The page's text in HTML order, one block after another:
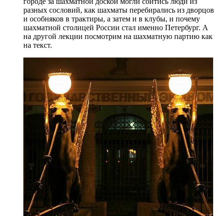
разных сословий, как шахматы перебирались из дворцов
и особняков в трактиры, а затем и в клубы, и почему
шахматной столицей России стал именно Петербург. А
на другой лекции посмотрим на шахматную партию как
на текст.